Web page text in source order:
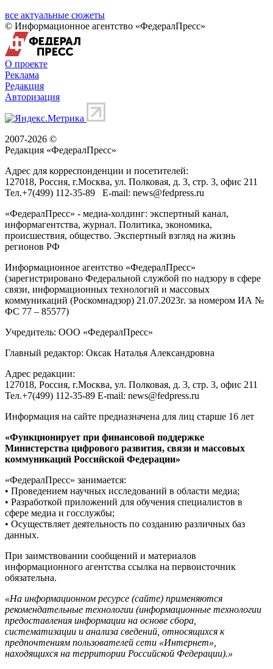
все актуальные сюжеты
© Информационное агентство «ФедералПресс»
О проекте
Реклама
Редакция
Авторизация
2007-2026 ©
Редакция «ФедералПресс»
Адрес для корреспонденции и посетителей:
127018, Россия, г.Москва, ул. Полковая, д. 3, стр. 3, офис 211
Тел.+7(499) 112-35-89 E-mail: news@fedpress.ru
«ФедералПресс» - медиа-холдинг: экспертный канал,
информагентства, журнал. Политика, экономика,
происшествия, общество. Экспертный взгляд на жизнь
регионов РФ
Информационное агентство «ФедералПресс»
(зарегистрировано Федеральной службой по надзору в сфере
связи, информационных технологий и массовых
коммуникаций (Роскомнадзор) 21.07.2023г. за номером ИА №
ФС 77 – 85577)
Учредитель: ООО «ФедералПресс»
Главный редактор: Оксак Наталья Александровна
Адрес редакции:
127018, Россия, г.Москва, ул. Полковая, д. 3, стр. 3, офис 211
Тел.+7(499) 112-35-89 E-mail: news@fedpress.ru
Информация на сайте предназначена для лиц старше 16 лет
«Функционирует при финансовой поддержке
Министерства цифрового развития, связи и массовых
коммуникаций Российской Федерации»
«ФедералПресс» занимается:
• Проведением научных исследований в области медиа;
• Разработкой приложений для обучения специалистов в
сфере медиа и госслужбы;
• Осуществляет деятельность по созданию различных баз
данных.
При заимствовании сообщений и материалов
информационного агентства ссылка на первоисточник
обязательна.
«На информационном ресурсе (сайте) применяются
рекомендательные технологии (информационные технологии
предоставления информации на основе сбора,
систематизации и анализа сведений, относящихся к
предпочтениям пользователей сети «Интернет»,
находящихся на территории Российской Федерации).»